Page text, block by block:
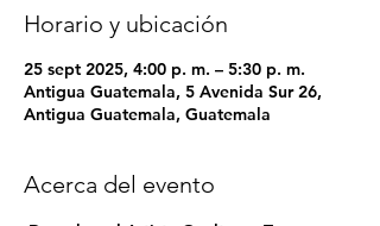
Horario y ubicación
25 sept 2025, 4:00 p. m. – 5:30 p. m.
Antigua Guatemala, 5 Avenida Sur 26,
Antigua Guatemala, Guatemala
Acerca del evento